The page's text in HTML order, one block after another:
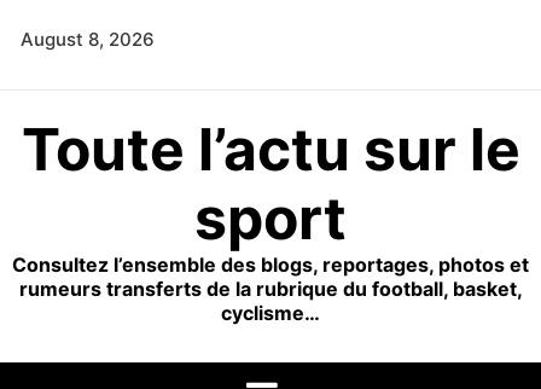
August 8, 2026
Toute l’actu sur le
sport
Consultez l’ensemble des blogs, reportages, photos et
rumeurs transferts de la rubrique du football, basket,
cyclisme…